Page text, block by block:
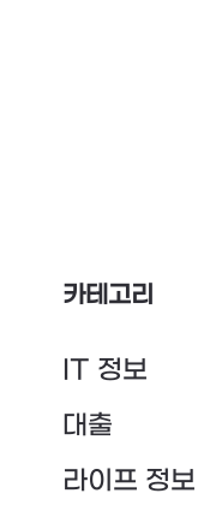
카테고리
IT 정보
대출
라이프 정보